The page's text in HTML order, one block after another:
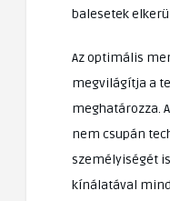
balesetek
Az optimális
megvilágítja a
meghatározza.
nem csupán
személyiségét
kínálatával